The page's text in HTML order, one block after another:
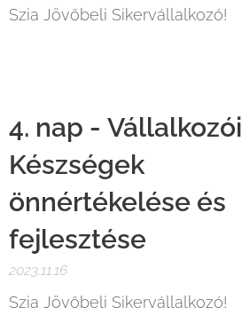
Szia Jövőbeli Sikervállalkozó!
4. nap - Vállalkozói
Készségek
önnértékelése és
fejlesztése
2023.11.16
Szia Jövőbeli Sikervállalkozó!